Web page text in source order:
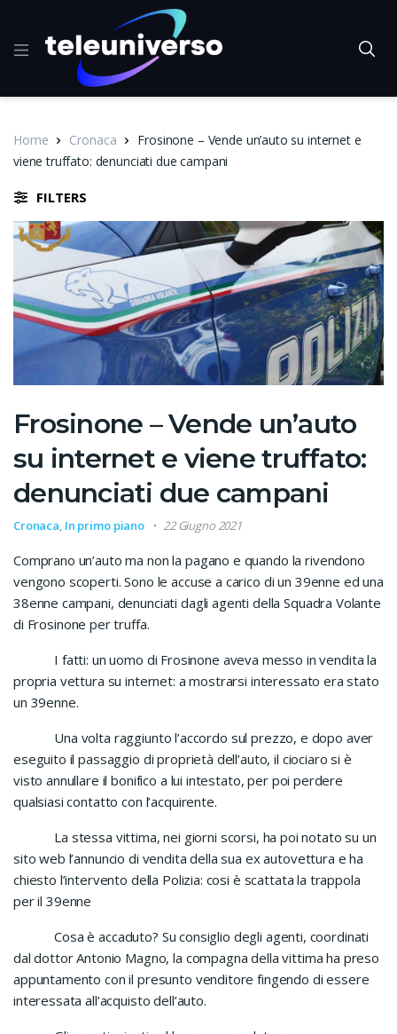
Home Cronaca
Frosinone – Vende un’auto su internet e
viene truffato: denunciati due campani
FILTERS
Frosinone – Vende un’auto
su internet e viene truffato:
denunciati due campani
Cronaca, In primo piano 22 Giugno 2021
Comprano un’auto ma non la pagano e quando la rivendono
vengono scoperti. Sono le accuse a carico di un 39enne ed una
38enne campani, denunciati dagli agenti della Squadra Volante
di Frosinone per truffa.
I fatti: un uomo di Frosinone aveva messo in vendita la
propria vettura su internet: a mostrarsi interessato era stato
un 39enne.
Una volta raggiunto l’accordo sul prezzo, e dopo aver
eseguito il passaggio di proprietà dell’auto, il ciociaro si è
visto annullare il bonifico a lui intestato, per poi perdere
qualsiasi contatto con l’acquirente.
La stessa vittima, nei giorni scorsi, ha poi notato su un
sito web l’annuncio di vendita della sua ex autovettura e ha
chiesto l’intervento della Polizia: cosi è scattata la trappola
per il 39enne
Cosa è accaduto? Su consiglio degli agenti, coordinati
dal dottor Antonio Magno, la compagna della vittima ha preso
appuntamento con il presunto venditore fingendo di essere
interessata all’acquisto dell’auto.